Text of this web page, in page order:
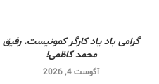
گرامی باد یاد کارگر کمونیست. رفیق
محمد کاظمی!
آگوست 4, 2026